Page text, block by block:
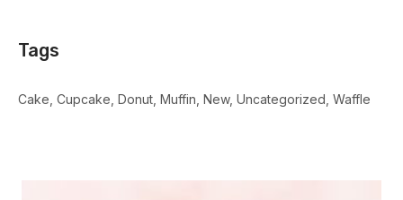
Tags
Cake Cupcake Donut Muffin New Uncategorized Waffle